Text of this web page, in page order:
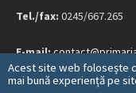
Tel./fax: 0245/667.265
E-mail:
Mai multe detalii…
Acest site web folosește
mai bună experiență pe